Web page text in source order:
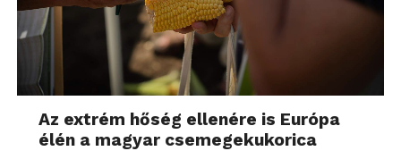
Az extrém hőség ellenére is Európa
élén a magyar csemegekukorica